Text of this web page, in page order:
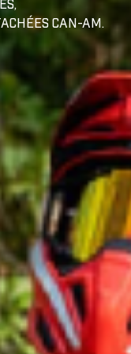
BÂCHES
Bâches de remisage
Bâches de remorquage
Bâches de voyage
Bâches extérieure
Doublure de toit
Toits Sport
Toits Escamotable
Toits en Aluminium
Toits Souple
Toit Maillé
JUNIOR
Casquette/bonnet
Cagoule/tour de
CAN-AM .